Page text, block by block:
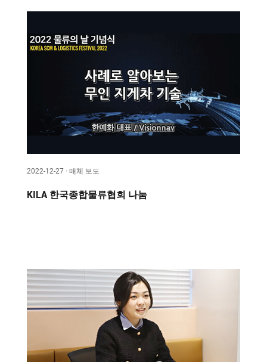
2022-12-27 · 매체 보도
KILA 한국종합물류협회 나눔